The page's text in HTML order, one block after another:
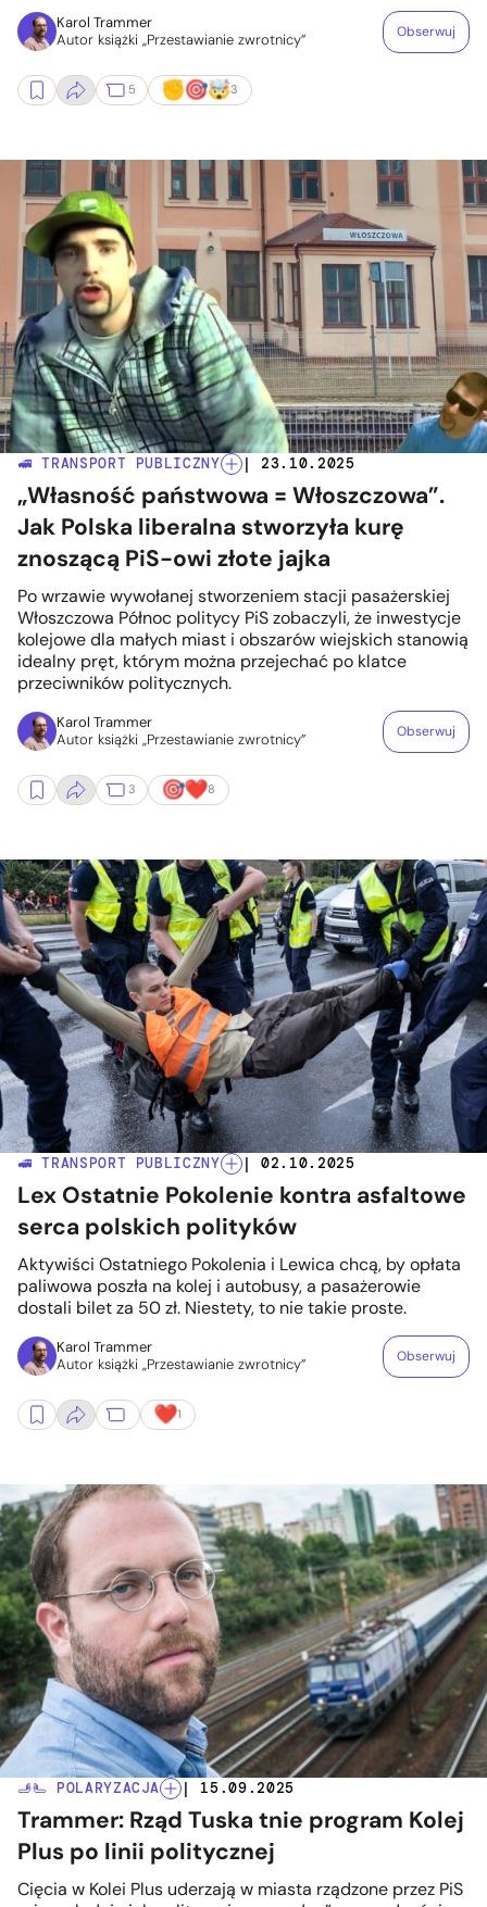
Karol Trammer
Autor książki „Przestawianie zwrotnicy”
Obserwuj
5 3
🚅 TRANSPORT PUBLICZNY | 23.10.2025
„Własność państwowa = Włoszczowa”.
Jak Polska liberalna stworzyła kurę
znoszącą PiS-owi złote jajka
Po wrzawie wywołanej stworzeniem stacji pasażerskiej
Włoszczowa Północ politycy PiS zobaczyli, że inwestycje
kolejowe dla małych miast i obszarów wiejskich stanowią
idealny pręt, którym można przejechać po klatce
przeciwników politycznych.
Karol Trammer
Autor książki „Przestawianie zwrotnicy”
Obserwuj
3 8
🚅 TRANSPORT PUBLICZNY | 02.10.2025
Lex Ostatnie Pokolenie kontra asfaltowe
serca polskich polityków
Aktywiści Ostatniego Pokolenia i Lewica chcą, by opłata
paliwowa poszła na kolej i autobusy, a pasażerowie
dostali bilet za 50 zł. Niestety, to nie takie proste.
Karol Trammer
Autor książki „Przestawianie zwrotnicy”
Obserwuj
1
🫸🫷 POLARYZACJA | 15.09.2025
Trammer: Rząd Tuska tnie program Kolej
Plus po linii politycznej
Cięcia w Kolei Plus uderzają w miasta rządzone przez PiS